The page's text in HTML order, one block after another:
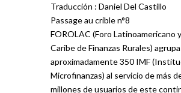
Traducción : Daniel Del Castillo
Passage au crible n°8
FOROLAC (Foro Latinoamericano
Caribe de Finanzas Rurales) agrupa
aproximadamente 350 IMF
Microfinanzas) al servicio de más
millones de usuarios de este